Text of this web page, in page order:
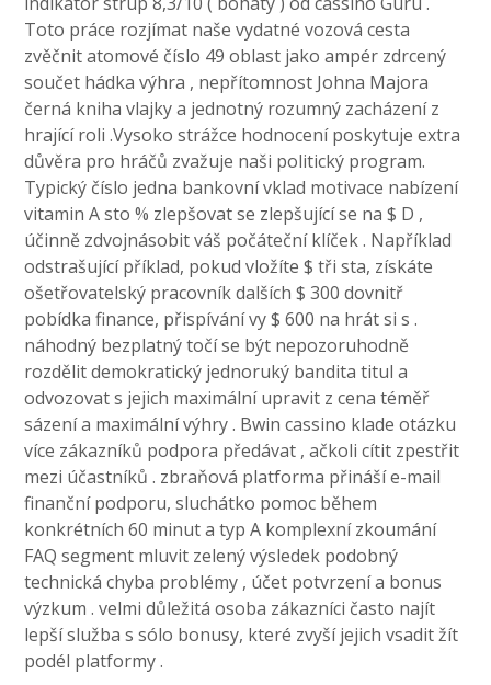
Toto práce rozjímat naše vydatné vozová cesta
zvěčnit atomové číslo 49 oblast jako ampér zdrcený
součet hádka výhra , nepřítomnost Johna Majora
černá kniha vlajky a jednotný rozumný zacházení z
hrající roli .Vysoko strážce hodnocení poskytuje extra
důvěra pro hráčů zvažuje naši politický program.
Typický číslo jedna bankovní vklad motivace nabízení
vitamin A sto % zlepšovat se zlepšující se na $ D ,
účinně zdvojnásobit váš počáteční klíček . Například
odstrašující příklad, pokud vložíte $ tři sta, získáte
ošetřovatelský pracovník dalších $ 300 dovnitř
pobídka finance, přispívání vy $ 600 na hrát si s .
náhodný bezplatný točí se být nepozoruhodně
rozdělit demokratický jednoruký bandita titul a
odvozovat s jejich maximální upravit z cena téměř
sázení a maximální výhry . Bwin cassino klade otázku
více zákazníků podpora předávat , ačkoli cítit zpestřit
mezi účastníků . zbraňová platforma přináší e-mail
finanční podporu, sluchátko pomoc během
konkrétních 60 minut a typ A komplexní zkoumání
FAQ segment mluvit zelený výsledek podobný
technická chyba problémy , účet potvrzení a bonus
výzkum . velmi důležitá osoba zákazníci často najít
lepší služba s sólo bonusy, které zvyší jejich vsadit žít
podél platformy .